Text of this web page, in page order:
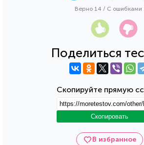
В избранное
Поделиться
Скопируйте прямую
Скопировать
Верно 14 / С ошибками